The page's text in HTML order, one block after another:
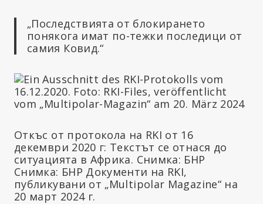
„Последствията от блокирането
понякога имат по-тежки последици от
самия Ковид.“
Откъс от протокола на RKI от 16
декември 2020 г: Текстът се отнася до
ситуацията в Африка. Снимка: БНР
Снимка: БНР Документи на RKI,
публикувани от „Multipolar Magazine“ на
20 март 2024 г.